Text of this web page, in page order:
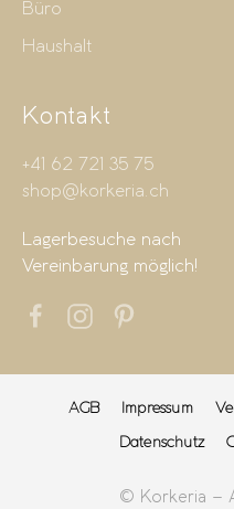
Büro
Haushalt
Kontakt
+41 62 721 35 75
shop@korkeria.ch
Lagerbesuche nach
Vereinbarung möglich!
AGB Impressum
Datenschutz
© Korkeria –